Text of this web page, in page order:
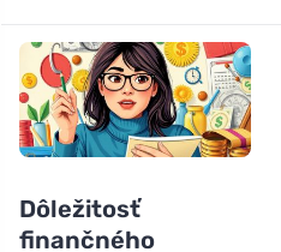
Dôležitosť
finančného